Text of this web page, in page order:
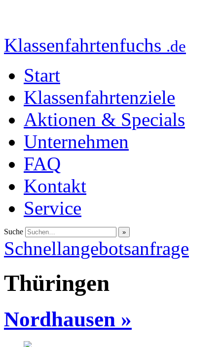
Klassenfahrtenfuchs .de
Start
Klassenfahrtenziele
Aktionen & Specials
Unternehmen
FAQ
Kontakt
Service
Suche
Schnellangebotsanfrage
Thüringen
Nordhausen »